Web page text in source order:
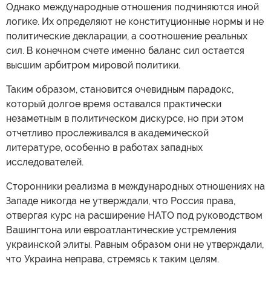
Однако международные отношения подчиняются иной
логике. Их определяют не конституционные нормы и не
политические декларации, а соотношение реальных
сил. В конечном счете именно баланс сил остается
высшим арбитром мировой политики.
Таким образом, становится очевидным парадокс,
который долгое время оставался практически
незаметным в политическом дискурсе, но при этом
отчетливо прослеживался в академической
литературе, особенно в работах западных
исследователей.
Сторонники реализма в международных отношениях на
Западе никогда не утверждали, что Россия права,
отвергая курс на расширение НАТО под руководством
Вашингтона или евроатлантические устремления
украинской элиты. Равным образом они не утверждали,
что Украина неправа, стремясь к таким целям.